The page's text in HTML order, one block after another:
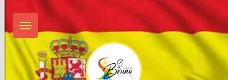
content
PRIMARY MENU